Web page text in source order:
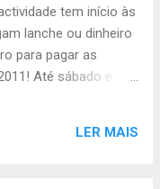
tem início às
lanche ou dinheiro
para pagar as
Até sábado e
LER MAIS